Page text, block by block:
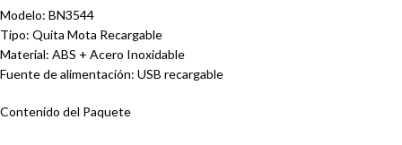
Modelo: BN3544
Tipo: Quita Mota Recargable
Material: ABS + Acero Inoxidable
Fuente de alimentación: USB recargable
Contenido del Paquete